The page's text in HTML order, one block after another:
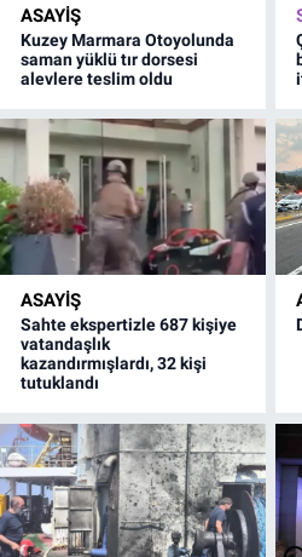
ASAYİŞ
Kuzey Marmara Otoyolunda
saman yüklü tır dorsesi
alevlere teslim oldu
ASAYİŞ
Sahte ekspertizle 687 kişiye
vatandaşlık
kazandırmışlardı, 32 kişi
tutuklandı